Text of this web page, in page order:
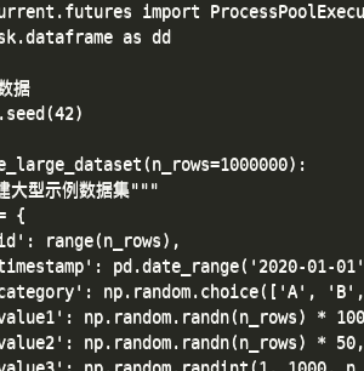
import
as dd
据
大型示例数据集"""
{
range(n_rows),
pd.date_range('2020-01-
np.random.choice(['A',
np.random.randn(n_rows) *
np.random.randn(n_rows) * 50,